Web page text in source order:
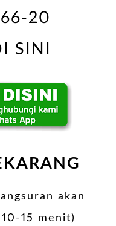
20
SINI
akan
15 menit)